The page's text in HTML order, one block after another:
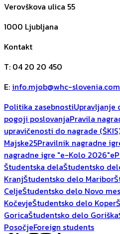
Verovškova ulica 55
1000 Ljubljana
Kontakt
T: 04 20 20 450
E: info.mjob@whc-slovenia.com
Politika zasebnostiUpravljanje
pogoji poslovanjaPravila
upravičenosti do nagrade
Majske25Pravilnik nagradne
nagradne igre "e-Kolo 2026"
Študentska delaŠtudentsko
KranjŠtudentsko delo Maribor
CeljeŠtudentsko delo Novo
KočevjeŠtudentsko delo Koper
GoricaŠtudentsko delo Goriška
PosočjeForeign students